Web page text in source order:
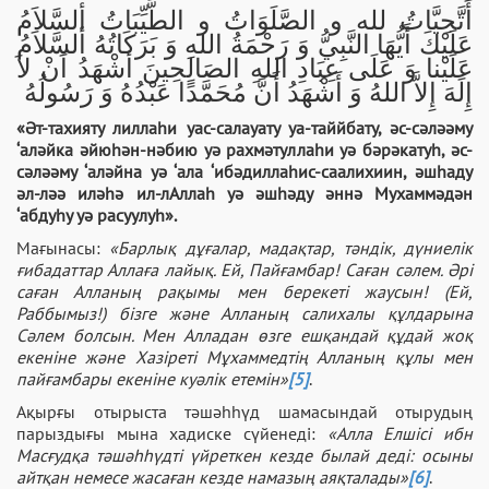
أَتَّحِيَّاتُ لله و الصَّلَوَاتُ و الطَّيِّبَاتُ ألسَّلاَمُ
عَلَيْكَ أَيُّهَا النَّبِيُّ وَ رَحْمَةُ اللهِ وَ بَرَكَاتُهُ ألسَّلاَمُ
عَلَيْنا وَ عَلَى عِبَادِ اللهِ الصَالِحِينَ أشْهَدُ اَنْ لاَ
إِلَهَ إِلاَّ اللهُ وَ أَشْهَدُ أَنَّ مُحَمَّدًا عَبْدُهُ وَ رَسُولُهُ
«Әт-тахияту лиллаһи уас-салауату уа-таййбату, әс-сәләәму
‘аләйка әйюһән-нәбию уә рахмәтуллаһи уә бәрәкатуһ, әс-
сәләәму ‘аләйна уә ‘ала ‘ибәдиллаһис-саалихиин, әшһаду
әл-ләә иләһә ил-лАллаһ уә әшһәду әннә Мухаммәдән
‘абдуһу уә расуулуһ».
Мағынасы: «Барлық дұғалар, мадақтар, тәндік, дүниелік
ғибадаттар Аллаға лайық. Ей, Пайғамбар! Саған сәлем. Әрі
саған Алланың рақымы мен берекеті жаусын! (Ей,
Раббымыз!) бізге және Алланың салихалы құлдарына
Сәлем болсын. Мен Алладан өзге ешқандай құдай жоқ
екеніне және Хазіреті Мұхаммедтің Алланың құлы мен
пайғамбары екеніне куәлік етемін»[5].
Ақырғы отырыста тәшәһһүд шамасындай отырудың
парыздығы мына хадиске сүйенеді:
«Алла Елшісі ибн
Масғудқа тәшәһһүдті үйреткен кезде былай деді: осыны
айтқан немесе жасаған кезде намазың аяқталады»[6].